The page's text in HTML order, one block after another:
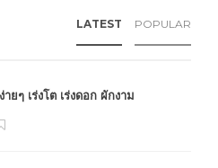
LATEST POPULAR
ยๆ เร่งโต เร่งดอก ผักงาม